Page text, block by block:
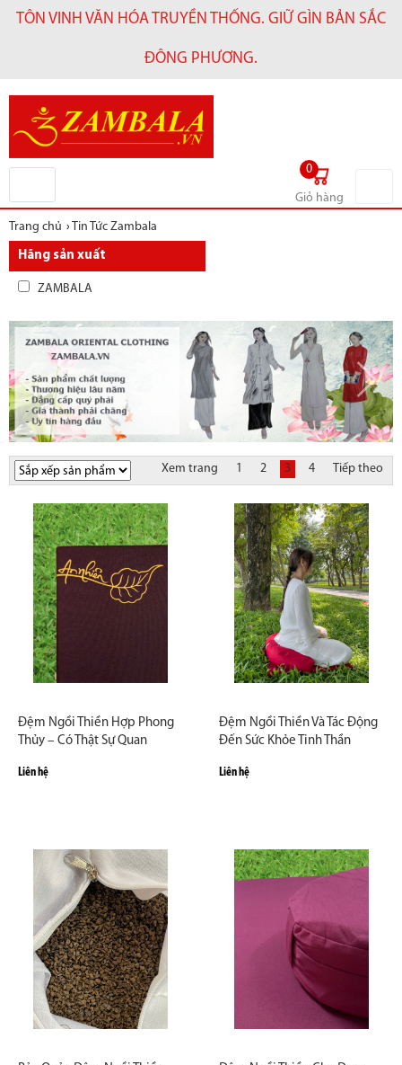
TÔN VINH VĂN HÓA TRUYỀN THỐNG. GIỮ GÌN BẢN SẮC
ĐÔNG PHƯƠNG.
0
Giỏ hàng
Trang chủ › Tin Tức Zambala
Hãng sản xuất
ZAMBALA
Xem trang 1 2 3 4 Tiếp theo
Đệm Ngồi Thiền Hợp Phong
Thủy – Có Thật Sự Quan
Liên hệ
Đệm Ngồi Thiền Và Tác Động
Đến Sức Khỏe Tinh Thần
Liên hệ